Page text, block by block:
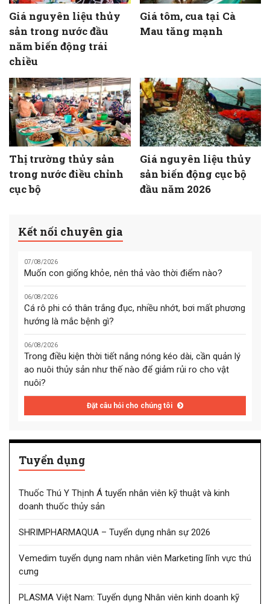
Giá nguyên liệu thủy
sản trong nước đầu
năm biến động trái
chiều
Giá tôm, cua tại Cà
Mau tăng mạnh
Thị trường thủy sản
trong nước điều chỉnh
cục bộ
Giá nguyên liệu thủy
sản biến động cục bộ
đầu năm 2026
Kết nối chuyên gia
07/08/2026
Muốn con giống khỏe, nên thả vào thời điểm nào?
06/08/2026
Cá rô phi có thân trắng đục, nhiều nhớt, bơi mất phương
hướng là mắc bệnh gì?
06/08/2026
Trong điều kiện thời tiết nắng nóng kéo dài, cần quản lý
ao nuôi thủy sản như thế nào để giảm rủi ro cho vật
nuôi?
Đặt câu hỏi cho chúng tôi
Tuyển dụng
Thuốc Thú Y Thịnh Á tuyển nhân viên kỹ thuật và kinh
doanh thuốc thủy sản
SHRIMPHARMAQUA – Tuyển dụng nhân sự 2026
Vemedim tuyển dụng nam nhân viên Marketing lĩnh vực thú
cưng
PLASMA Việt Nam: Tuyển dụng Nhân viên kinh doanh kỹ